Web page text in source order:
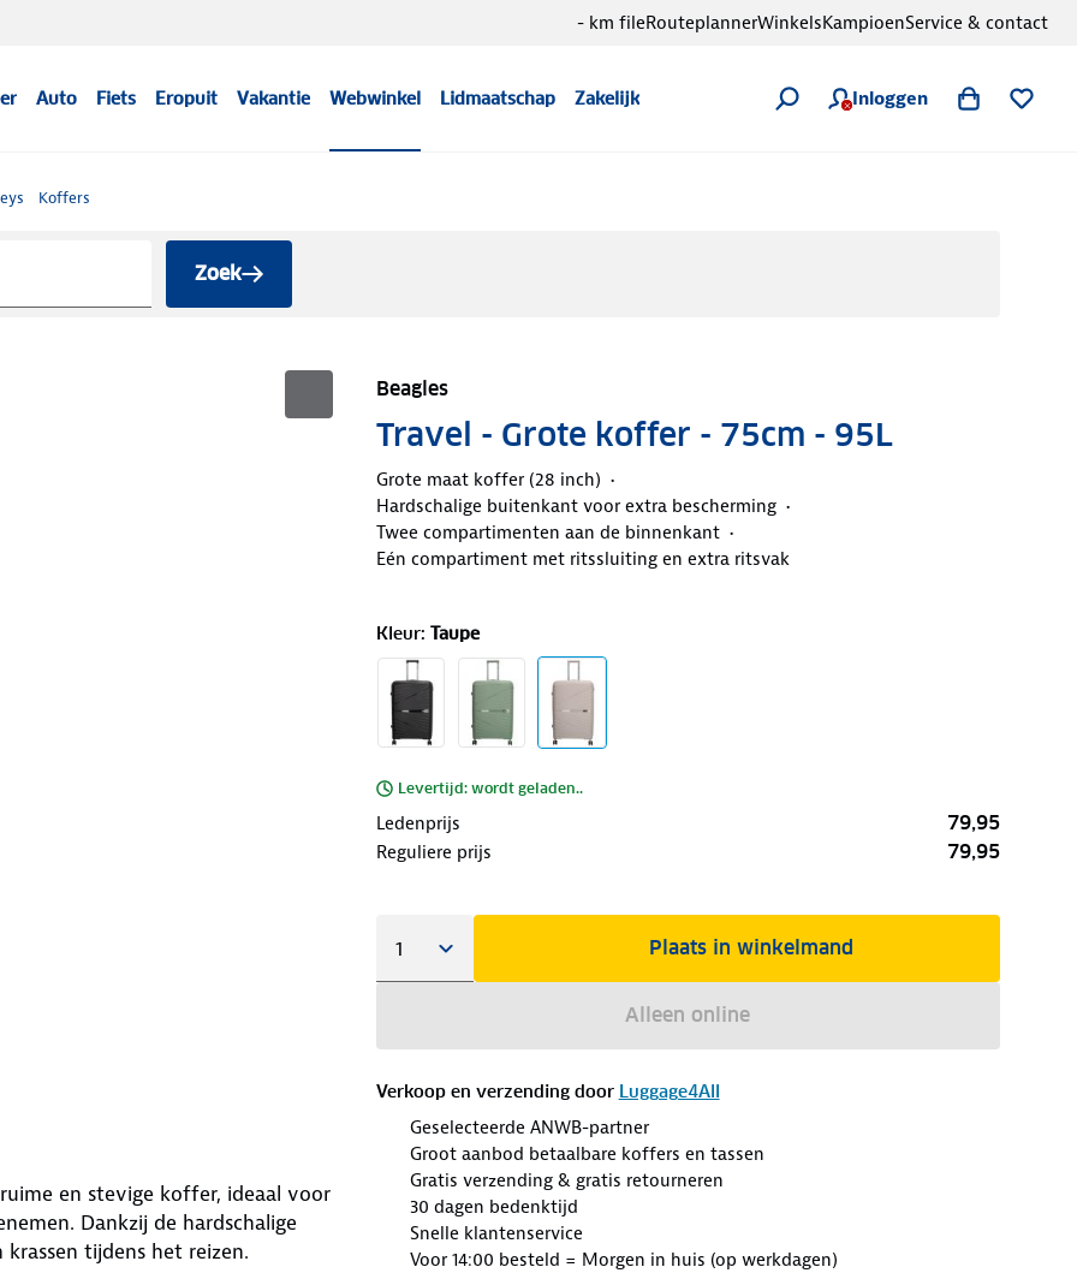
Auto Fiets Eropuit Vakantie Webwinkel Lidmaatschap Zakelijk Inloggen
- km fileRouteplannerWinkelsKampioenService & contact
Koffers
Zoek
Beagles
Travel - Grote koffer - 75cm - 95L
Grote maat koffer (28 inch)
Hardschalige buitenkant voor extra bescherming
Twee compartimenten aan de binnenkant
Eén compartiment met ritssluiting en extra ritsvak
Kleur: Taupe
Levertijd: wordt geladen..
Ledenprijs 79,95
Reguliere prijs 79,95
Plaats in winkelmand
Alleen online
Verkoop en verzending door Luggage4All
Geselecteerde ANWB-partner
Groot aanbod betaalbare koffers en tassen
Gratis verzending & gratis retourneren
30 dagen bedenktijd
Snelle klantenservice
Voor 14:00 besteld = Morgen in huis (op werkdagen)
en stevige koffer, ideaal voor
Dankzij de hardschalige
tijdens het reizen.